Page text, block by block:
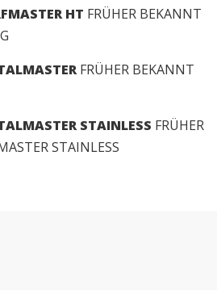
HT FRÜHER BEKANNT
FRÜHER BEKANNT
STAINLESS FRÜHER
STAINLESS